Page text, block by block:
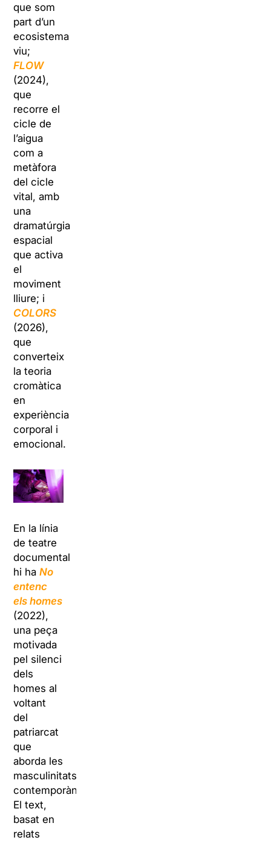
que som
part d’un
ecosistema
viu;
FLOW
(2024),
que
recorre el
cicle de
l’aigua
com a
metàfora
del cicle
vital, amb
una
dramatúrgia
espacial
que activa
el
moviment
lliure; i
COLORS
(2026),
que
converteix
la teoria
cromàtica
en
experiència
corporal i
emocional.
En la línia
de teatre
documental
hi haNo
entenc
els homes
(2022),
una peça
motivada
pel silenci
dels
homes al
voltant
del
patriarcat
que
aborda les
masculinitats
contemporànies.
El text,
basat en
relats